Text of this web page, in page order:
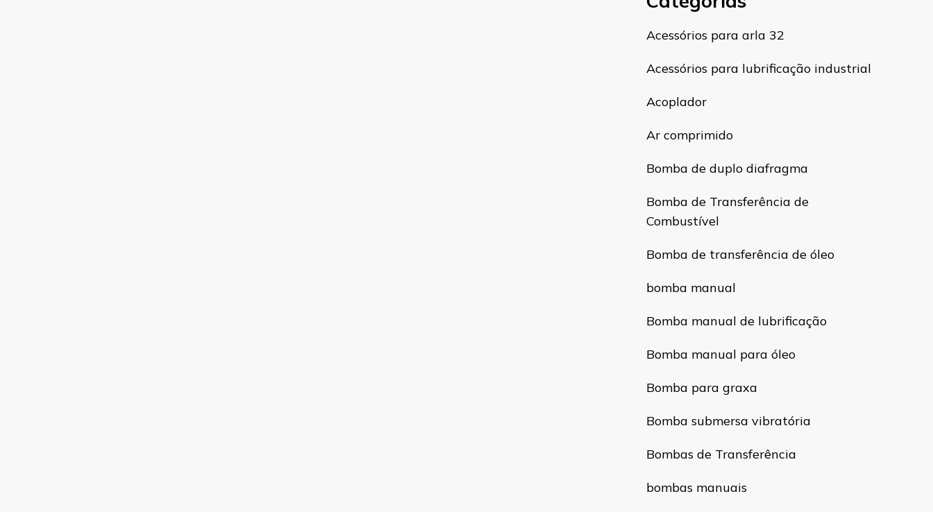
Acessórios para arla 32
Acessórios para lubrificação industrial
Acoplador
Ar comprimido
Bomba de duplo diafragma
Bomba de Transferência de
Combustível
Bomba de transferência de óleo
bomba manual
Bomba manual de lubrificação
Bomba manual para óleo
Bomba para graxa
Bomba submersa vibratória
Bombas de Transferência
bombas manuais